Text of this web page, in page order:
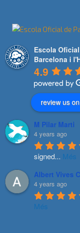
Escola
Barcelona i
4.9
review us on
M Pilar Marti
4 years ago
signed... Més
Albert Vives
4 years ago
Més